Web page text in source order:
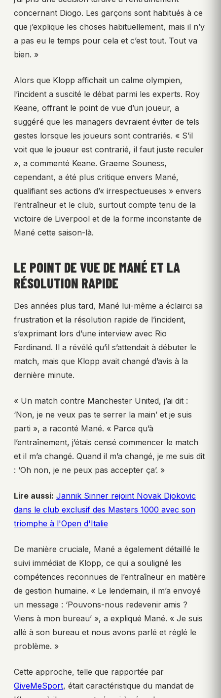
concernant Diogo. Les garçons sont habitués à ce
que j’explique les choses habituellement, mais il n’y
a pas eu le temps pour cela et c’est tout. Tout va
bien. »
Alors que Klopp affichait un calme olympien,
l’incident a suscité le débat parmi les experts. Roy
Keane, offrant le point de vue d’un joueur, a
suggéré que les managers devraient éviter de tels
gestes lorsque les joueurs sont contrariés. « S’il
voit que le joueur est contrarié, il faut juste reculer
», a commenté Keane. Graeme Souness,
cependant, a été plus critique envers Mané,
qualifiant ses actions d’« irrespectueuses » envers
l’entraîneur et le club, surtout compte tenu de la
victoire de Liverpool et de la forme inconstante de
Mané cette saison-là.
LE POINT DE VUE DE MANÉ ET LA
RÉSOLUTION RAPIDE
Des années plus tard, Mané lui-même a éclairci sa
frustration et la résolution rapide de l’incident,
s’exprimant lors d’une interview avec Rio
Ferdinand. Il a révélé qu’il s’attendait à débuter le
match, mais que Klopp avait changé d’avis à la
dernière minute.
« Un match contre Manchester United, j’ai dit :
‘Non, je ne veux pas te serrer la main’ et je suis
parti », a raconté Mané. « Parce qu’à
l’entraînement, j’étais censé commencer le match
et il m’a changé. Quand il m’a changé, je me suis dit
: ‘Oh non, je ne peux pas accepter ça’. »
Lire aussi: Jannik Sinner rejoint Novak Djokovic
dans le club exclusif des Masters 1000 avec son
triomphe à l'Open d'Italie
De manière cruciale, Mané a également détaillé le
suivi immédiat de Klopp, ce qui a souligné les
compétences reconnues de l’entraîneur en matière
de gestion humaine. « Le lendemain, il m’a envoyé
un message : ‘Pouvons-nous redevenir amis ?
Viens à mon bureau’ », a expliqué Mané. « Je suis
allé à son bureau et nous avons parlé et réglé le
problème. »
Cette approche, telle que rapportée par
GiveMeSport, était caractéristique du mandat de